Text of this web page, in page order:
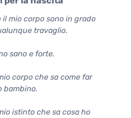
il mio corpo sono in grado
travaglio.
sano e forte.
corpo che sa come far
bambino.
istinto che sa cosa ho